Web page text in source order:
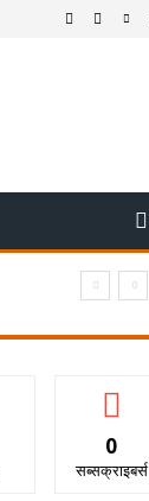
0
सब्सक्राइबर्स